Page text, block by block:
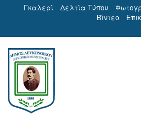
Γκαλερί Δελτία Τύπου
Βίντεο